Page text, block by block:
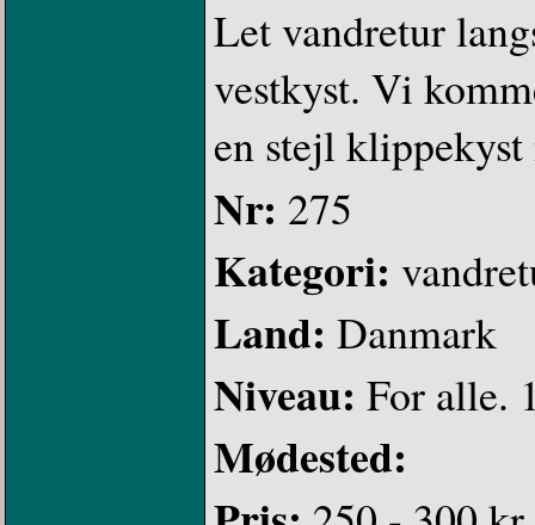
Let vandretur
vestkyst. Vi
en stejl
Nr: 275
Kategori:
Land: Danmark
Niveau: For alle.
Mødested: